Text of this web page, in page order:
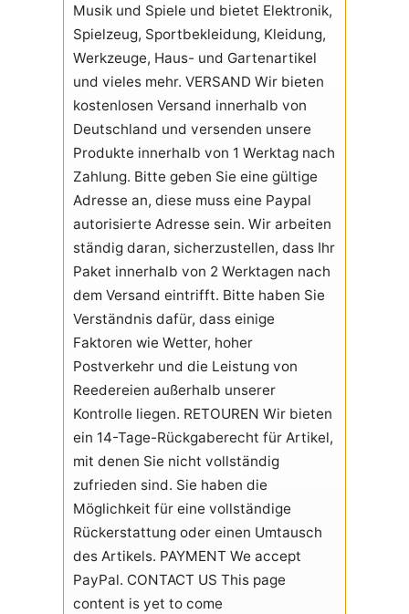
Musik und Spiele und bietet Elektronik,
Spielzeug, Sportbekleidung, Kleidung,
Werkzeuge, Haus- und Gartenartikel
und vieles mehr. VERSAND Wir bieten
kostenlosen Versand innerhalb von
Deutschland und versenden unsere
Produkte innerhalb von 1 Werktag nach
Zahlung. Bitte geben Sie eine gültige
Adresse an, diese muss eine Paypal
autorisierte Adresse sein. Wir arbeiten
ständig daran, sicherzustellen, dass Ihr
Paket innerhalb von 2 Werktagen nach
dem Versand eintrifft. Bitte haben Sie
Verständnis dafür, dass einige
Faktoren wie Wetter, hoher
Postverkehr und die Leistung von
Reedereien außerhalb unserer
Kontrolle liegen. RETOUREN Wir bieten
ein 14-Tage-Rückgaberecht für Artikel,
mit denen Sie nicht vollständig
zufrieden sind. Sie haben die
Möglichkeit für eine vollständige
Rückerstattung oder einen Umtausch
des Artikels. PAYMENT We accept
PayPal. CONTACT US This page
content is yet to come